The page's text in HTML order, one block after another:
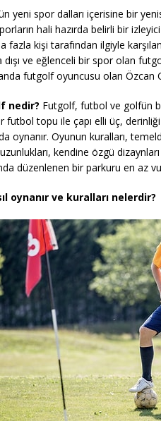
yeni spor dalları içerisine bir
hali hazırda belirli bir
fazla kişi tarafından ilgiyle
dışı ve eğlenceli bir spor olan
futgolf oyuncusu olan Özcan
nedir? Futgolf, futbol ve golfün
futbol topu ile çapı elli üç,
oynanır. Oyunun kuralları,
kendine özgü
düzenlenen bir parkuru en az
oynanır ve kuralları nelerdir?